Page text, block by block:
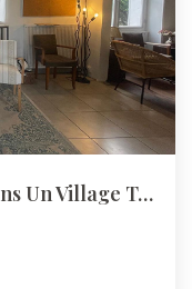
Maison Ancienne Rénovée Dans Un Village Toutes Commodités